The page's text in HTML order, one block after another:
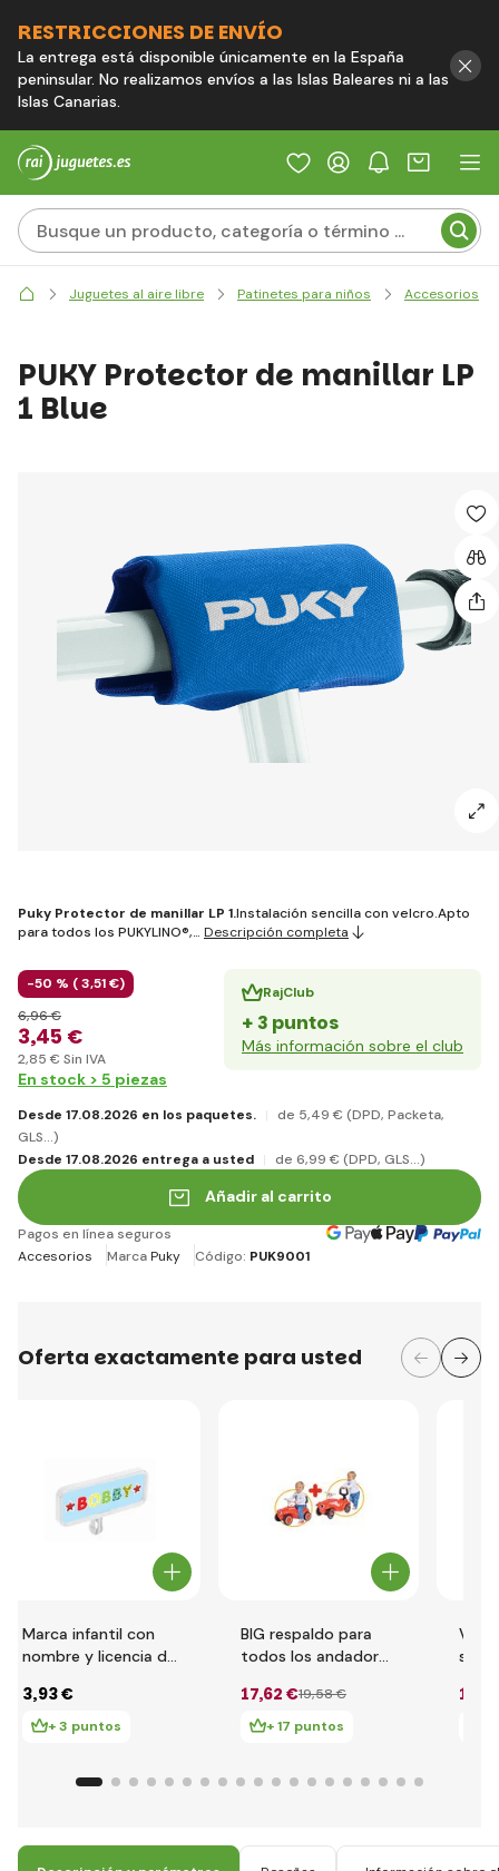
RESTRICCIONES DE ENVÍO
La entrega está disponible únicamente en la España
peninsular. No realizamos envíos a las Islas Baleares ni a las
Islas Canarias.
Juguetes al aire libre Patinetes para niños Accesorios
PUKY Protector de manillar LP
1 Blue
Puky Protector de manillar LP 1.Instalación sencilla con velcro.Apto
para todos los PUKYLINO®,… Descripción completa
-50 % (3,51 €)
3,45 €
6,96 €
2,85 € Sin IVA
RajClub
+ 3 puntos
Más información sobre el club
En stock > 5 piezas
Desde 17.08.2026 en los paquetes. de 5,49 € (DPD, Packeta,
GLS...)
Desde 17.08.2026 entrega a usted
de 6,99 € (DPD, GLS...)
Añadir al carrito
Pagos en línea seguros
Accesorios
MarcaPuky Código: PUK9001
Oferta exactamente para usted
Marca infantil con
nombre y licencia de
correpasillos BIG
New & Classic
3,93 €
+ 3 puntos
BIG respaldo para
todos los andadores
correpasillos
17,62 €19,58 €
+ 17 puntos
16